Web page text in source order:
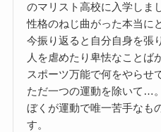
のマリスト高校に入学しま
性格のねじ曲がった本当に
今振り返ると自分自身を張
人を虐めたり卑怯なことば
スポーツ万能で何をやらせ
ただ一つの運動を除いて…。
ぼくが運動で唯一苦手なも
す。